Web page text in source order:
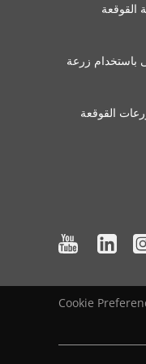
باستخدام زرعة
القوقعة
Cookie